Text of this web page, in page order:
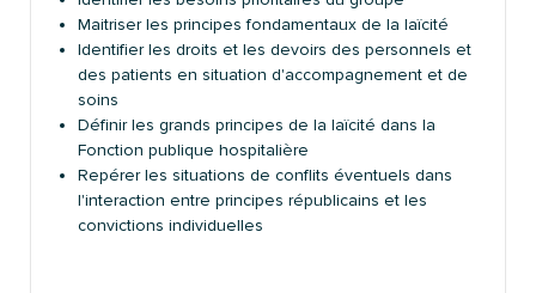
Maitriser les principes fondamentaux de la laïcité
Identifier les droits et les devoirs des personnels et
des patients en situation d'accompagnement et de
soins
Définir les grands principes de la laïcité dans la
Fonction publique hospitalière
Repérer les situations de conflits éventuels dans
l'interaction entre principes républicains et les
convictions individuelles